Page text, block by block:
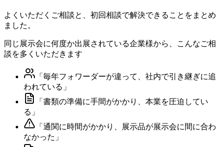
よくいただくご相談と、初回相談で解決できることをまとめ
ました。
同じ展示会に何度か出展されている企業様から、こんなご相
談を多くいただきます
「 毎年フォワーダーが違って、社内で引き継ぎに追
われている 」
「 書類の準備に手間がかかり、本業を圧迫してい
る 」
「 通関に時間がかかり、展示品が展示会に間に合わ
なかった 」